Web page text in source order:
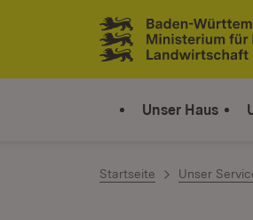
Zum Inhalt springen
Link zur Startseite
Unser Haus
Startseite Unser